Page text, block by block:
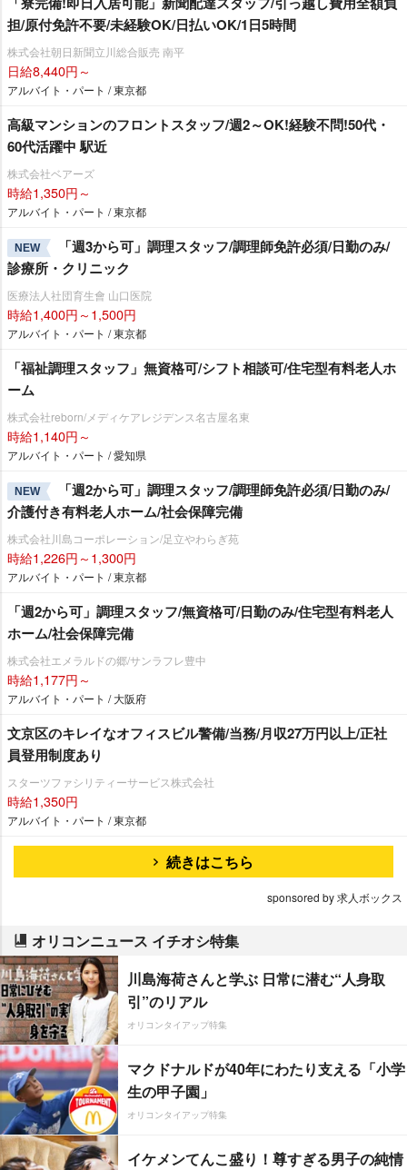
担/原付免許不要/未経験OK/日払いOK/1日5時間
株式会社朝日新聞立川総合販売 南平
日給8,440円～
アルバイト・パート / 東京都
高級マンションのフロントスタッフ/週2～OK!経験不問!50代・
60代活躍中 駅近
株式会社ベアーズ
時給1,350円～
アルバイト・パート / 東京都
NEW
「週3から可」調理スタッフ/調理師免許必須/日勤のみ/
診療所・クリニック
医療法人社団育生會 山口医院
時給1,400円～1,500円
アルバイト・パート / 東京都
「福祉調理スタッフ」無資格可/シフト相談可/住宅型有料老人ホ
ーム
株式会社reborn/メディケアレジデンス名古屋名東
時給1,140円～
アルバイト・パート / 愛知県
NEW
「週2から可」調理スタッフ/調理師免許必須/日勤のみ/
介護付き有料老人ホーム/社会保障完備
株式会社川島コーポレーション/足立やわらぎ苑
時給1,226円～1,300円
アルバイト・パート / 東京都
「週2から可」調理スタッフ/無資格可/日勤のみ/住宅型有料老人
ホーム/社会保障完備
株式会社エメラルドの郷/サンラフレ豊中
時給1,177円～
アルバイト・パート / 大阪府
文京区のキレイなオフィスビル警備/当務/月収27万円以上/正社
員登用制度あり
スターツファシリティーサービス株式会社
時給1,350円
アルバイト・パート / 東京都
続きはこちら
sponsored by 求人ボックス
オリコンニュース イチオシ特集
川島海荷さんと学ぶ 日常に潜む“人身取
引”のリアル
オリコンタイアップ特集
マクドナルドが40年にわたり支える「小学
生の甲子園」
オリコンタイアップ特集
イケメンてんこ盛り！尊すぎる男子の純情